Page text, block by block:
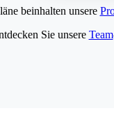
beinhalten unsere
Sie unsere Team